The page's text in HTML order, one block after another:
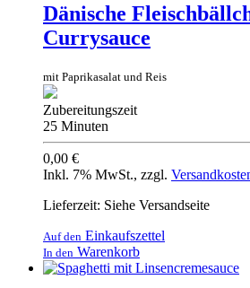
Dänische
Currysauce
mit Paprikasalat und Reis
Zubereitungszeit
25 Minuten
0,00 €
Inkl. 7% MwSt., zzgl.
Lieferzeit: Siehe Versandseite
Auf den Einkaufszettel
In den Warenkorb